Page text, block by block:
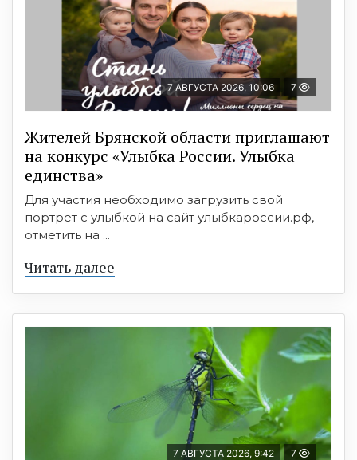
7 АВГУСТА 2026, 10:06 7
Жителей Брянской области приглашают
на конкурс «Улыбка России. Улыбка
единства»
Для участия необходимо загрузить свой
портрет с улыбкой на сайт улыбкароссии.рф,
отметить на ...
Читать далее
7 АВГУСТА 2026, 9:42 7